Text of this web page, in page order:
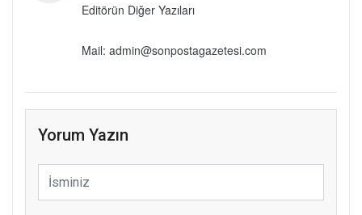
Editörün Diğer Yazıları
Mail: admin@sonpostagazetesi.com
Yorum Yazın